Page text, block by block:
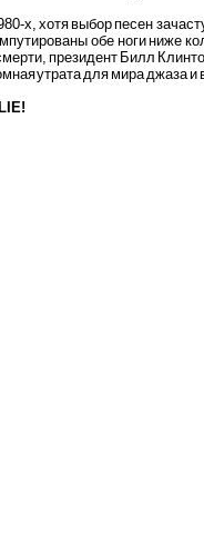
х, хотя выбор песен
обе ноги ниже
президент Билл
утрата для мира джаза и